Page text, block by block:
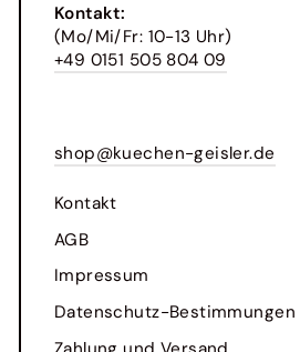
Kontakt:
(Mo/Mi/Fr: 10-13 Uhr)
+49 0151 505 804 09
shop@kuechen-geisler.de
Kontakt
AGB
Impressum
Datenschutz-Bestimmungen